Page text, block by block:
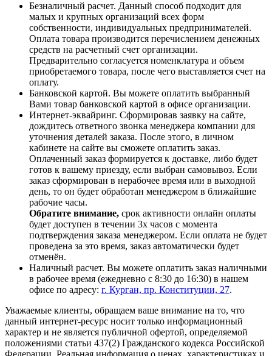
Безналичный расчет. Данный способ подходит для
малых и крупных организаций всех форм
собственности, индивидуальных предпринимателей.
Оплата товара производится перечислением денежных
средств на расчетный счет организации.
Предварительно согласуется номенклатура и объем
приобретаемого товара, после чего выставляется счет на
оплату.
Банковской картой. Вы можете оплатить выбранный
Вами товар банковской картой в офисе организации.
Интернет-эквайринг. Сформировав заявку на сайте,
дождитесь ответного звонка менеджера компании для
уточнения деталей заказа. После этого, в личном
кабинете на сайте вы сможете оплатить заказ.
Оплаченный заказ формируется к доставке, либо будет
готов к вашему приезду, если выбран самовывоз. Если
заказ сформирован в нерабочее время или в выходной
день, то он будет обработан менеджером в ближайшие
рабочие часы.
Обратите внимание, срок активности онлайн оплаты
будет доступен в течении 3х часов с момента
подтверждения заказа менеджером. Если оплата не будет
проведена за это время, заказ автоматически будет
отменён.
Наличный расчет. Вы можете оплатить заказ наличными
в рабочее время (ежедневно с 8:30 до 16:30) в нашем
офисе по адресу: г. Курган, пр. Конституции, 27.
Уважаемые клиенты, обращаем ваше внимание на то, что
данный интернет-ресурс носит только информационный
характер и не является публичной офертой, определяемой
положениями статьи 437(2) Гражданского кодекса Российской